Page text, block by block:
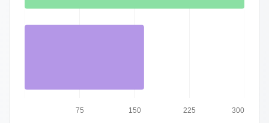
75 150 225 300